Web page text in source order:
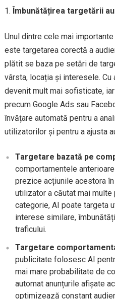
Îmbunătățirea targetării
Unul dintre cele mai
este targetarea corectă a
plătit se baza pe setări de
vârsta, locația și interesele.
devenit mult mai sofisticate,
precum Google Ads sau
învățare automată pentru a
utilizatorilor și pentru a ajusta
Targetare bazată pe
comportamentele
prezice acțiunile acestora
utilizator a căutat mai
categorie, AI poate targeta
interese similare,
traficului.
Targetare
publicitate folosesc AI
mai mare probabilitate de
automat anunțurile afișate
optimizează constant